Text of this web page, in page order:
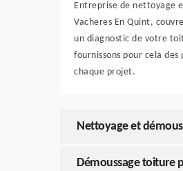
Entreprise de nettoyage
Vacheres En Quint,
un diagnostic de votre
fournissons pour cela
chaque projet.
Nettoyage et
Démoussage toiture